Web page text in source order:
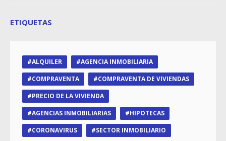
ETIQUETAS
ALQUILER
AGENCIA INMOBILIARIA
COMPRAVENTA
COMPRAVENTA DE VIVIENDAS
PRECIO DE LA VIVIENDA
AGENCIAS INMOBILIARIAS
HIPOTECAS
CORONAVIRUS
SECTOR INMOBILIARIO